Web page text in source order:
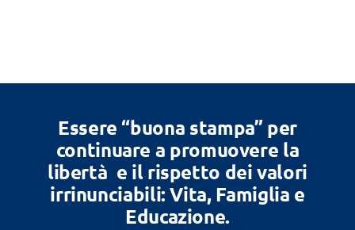
Essere “buona stampa” per
continuare a promuovere la
libertà e il rispetto dei valori
irrinunciabili: Vita, Famiglia e
Educazione.